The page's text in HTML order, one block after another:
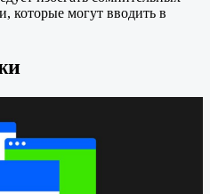
которые могут вводить в